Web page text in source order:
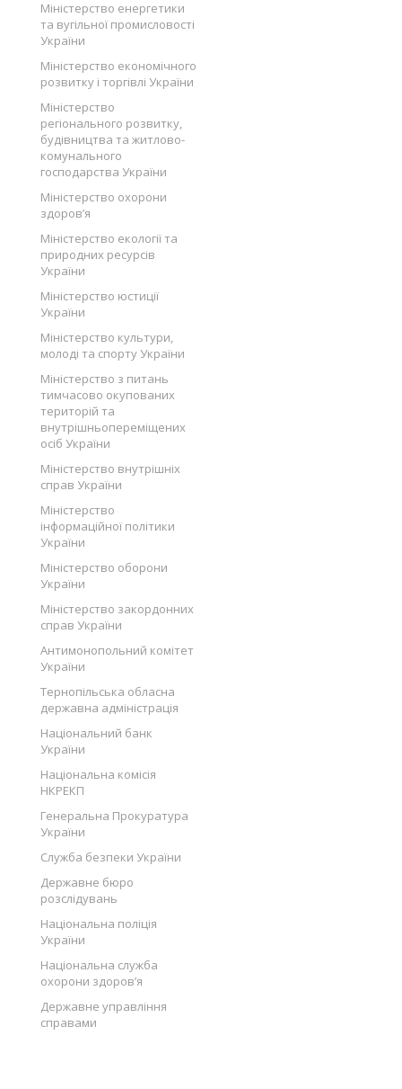
Міністерство енергетики
та вугільної промисловості
України
Міністерство економічного
розвитку і торгівлі України
Міністерство
регіонального розвитку,
будівництва та житлово-
комунального
господарства України
Міністерство охорони
здоров’я
Міністерство екології та
природних ресурсів
України
Міністерство юстиції
України
Міністерство культури,
молоді та спорту України
Міністерство з питань
тимчасово окупованих
територій та
внутрішньопереміщених
осіб України
Міністерство внутрішніх
справ України
Міністерство
інформаційної політики
України
Міністерство оборони
України
Міністерство закордонних
справ України
Антимонопольний комітет
України
Тернопільська обласна
державна адміністрація
Національний банк
України
Національна комісія
НКРЕКП
Генеральна Прокуратура
України
Служба безпеки України
Державне бюро
розслідувань
Національна поліція
України
Національна служба
охорони здоров’я
Державне управління
справами